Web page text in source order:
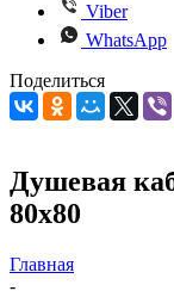
Viber
WhatsApp
Поделиться
Душевая
80х80
Главная
-